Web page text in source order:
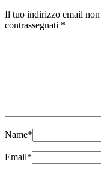
Il tuo indirizzo email non
contrassegnati *
Name*
Email*